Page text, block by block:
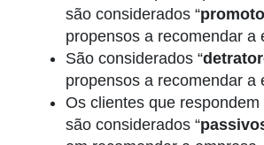
são considerados “
propensos a recomendar a
São considerados “
propensos a recomendar a
Os clientes que
são considerados “